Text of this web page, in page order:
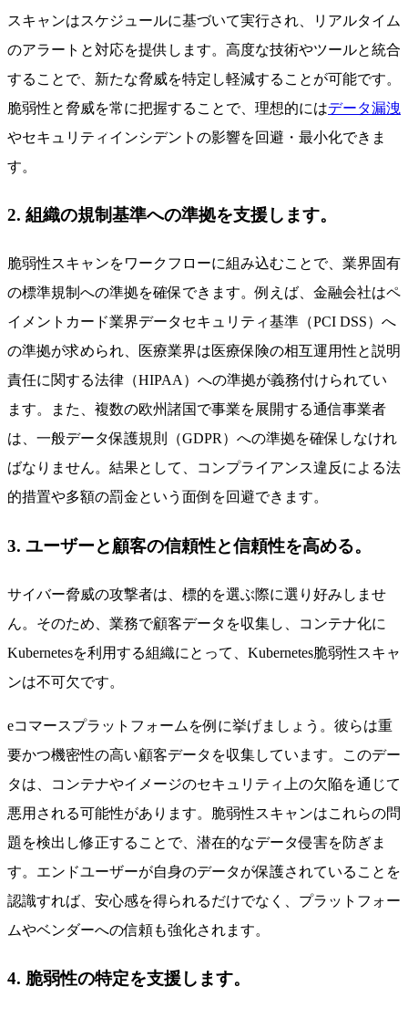
スキャンはスケジュールに基づいて実行され、リアルタイム
のアラートと対応を提供します。高度な技術やツールと統合
することで、新たな脅威を特定し軽減することが可能です。
脆弱性と脅威を常に把握することで、理想的にはデータ漏洩
やセキュリティインシデントの影響を回避・最小化できま
す。
2. 組織の規制基準への準拠を支援します。
脆弱性スキャンをワークフローに組み込むことで、業界固有
の標準規制への準拠を確保できます。例えば、金融会社はペ
イメントカード業界データセキュリティ基準（PCI DSS）へ
の準拠が求められ、医療業界は医療保険の相互運用性と説明
責任に関する法律（HIPAA）への準拠が義務付けられてい
ます。また、複数の欧州諸国で事業を展開する通信事業者
は、一般データ保護規則（GDPR）への準拠を確保しなけれ
ばなりません。結果として、コンプライアンス違反による法
的措置や多額の罰金という面倒を回避できます。
3. ユーザーと顧客の信頼性と信頼性を高める。
サイバー脅威の攻撃者は、標的を選ぶ際に選り好みしませ
ん。そのため、業務で顧客データを収集し、コンテナ化に
Kubernetesを利用する組織にとって、Kubernetes脆弱性スキャ
ンは不可欠です。
eコマースプラットフォームを例に挙げましょう。彼らは重
要かつ機密性の高い顧客データを収集しています。このデー
タは、コンテナやイメージのセキュリティ上の欠陥を通じて
悪用される可能性があります。脆弱性スキャンはこれらの問
題を検出し修正することで、潜在的なデータ侵害を防ぎま
す。エンドユーザーが自身のデータが保護されていることを
認識すれば、安心感を得られるだけでなく、プラットフォー
ムやベンダーへの信頼も強化されます。
4. 脆弱性の特定を支援します。